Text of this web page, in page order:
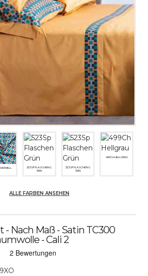
523SP FLASCHEN G
RÜN
523SP FLASCHEN G
RÜN
499CH HELLGRAU
ALLE FARBEN ANSEHEN
- Nach Maß - Satin TC300
- Cali 2